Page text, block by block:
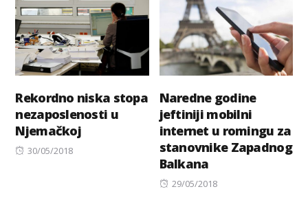
Rekordno niska stopa
nezaposlenosti u
Njemačkoj
Posted
30/05/2018
Naredne godine
jeftiniji mobilni
internet u romingu za
stanovnike Zapadnog
Balkana
Posted
29/05/2018